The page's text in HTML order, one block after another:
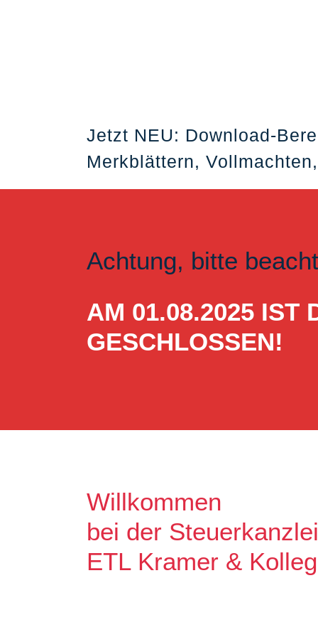
Jetzt NEU: Download-
Merkblättern,
Achtung, bitte
AM 01.08.2025 IST
GESCHLOSSEN!
Willkommen
bei der Steuerkanzlei
ETL Kramer &